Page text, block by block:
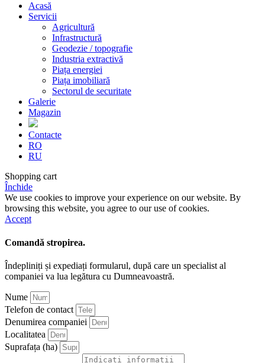
Acasă
Servicii
Agricultură
Infrastructură
Geodezie / topografie
Industria extractivă
Piața energiei
Piața imobiliară
Sectorul de securitate
Galerie
Magazin
Contacte
RO
RU
Shopping cart
Închide
We use cookies to improve your experience on our website. By
browsing this website, you agree to our use of cookies.
Accept
Comandă stropirea.
Îndepliniți și expediați formularul, după care un specialist al
companiei va lua legătura cu Dumneavoastră.
Nume
Telefon de contact
Denumirea companiei
Localitatea
Suprafața (ha)